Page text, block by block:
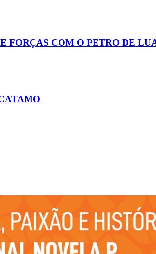
COM O PETRO DE